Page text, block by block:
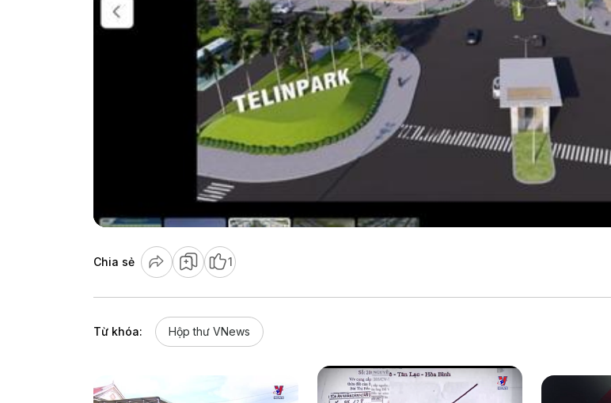
Video
Chia sẻ 1
Từ khóa: Hộp thư VNews